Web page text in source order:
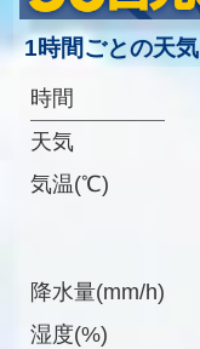
1時間ごとの天気
時間
天気
気温(℃)
降水量(mm/h)
湿度(%)